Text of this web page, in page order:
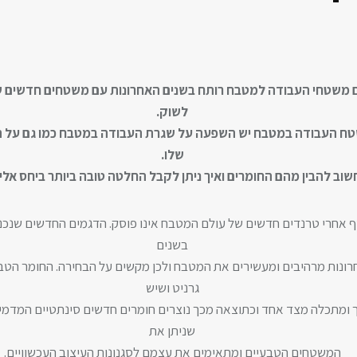
משטחי העבודה למטבח רותח בשנים האחרונות עם משטחים חדשים
לשוק.
העבודה במטבח יש השפעה על שגרת העבודה במטבח כמו גם על
שלו.
להבין מהם החומרים ואיך ניתן לקבל החלטה טובה ביותר ביחס
אחרי טרנדים חדשים של עולם המטבח אינו פוסק. הדגמים החדשים
בשנים
מרהיבים ומעשירים את המטבח ולכן מקשים על הבחירה. החומר
גרניט ושיש
ומתכלה מצד אחד וכתוצאה מכך נוצרים חומרים חדשים סינתטיים
שניתן את
המשטחים הטבעיים ומתאימים את עצמם לסגנונות העיצוב העכשוויים.